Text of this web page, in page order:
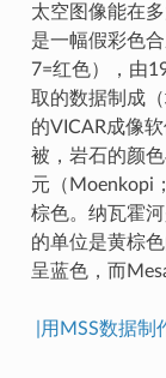
太空图像能在
是一幅假彩色
7=红色），由
取的数据制成
的VICAR成像
被，岩石的颜
元（Moenkopi
棕色。纳瓦霍
的单位是黄棕
呈蓝色，而
|用MSS数据